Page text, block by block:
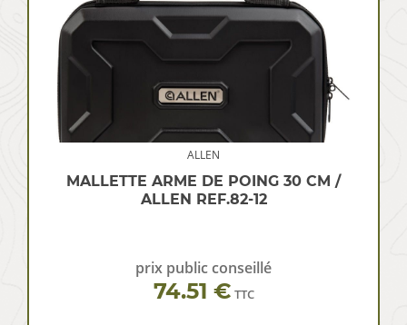
ALLEN
MALLETTE ARME DE POING 30 CM /
ALLEN REF.82-12
prix public conseillé
74.51 € TTC